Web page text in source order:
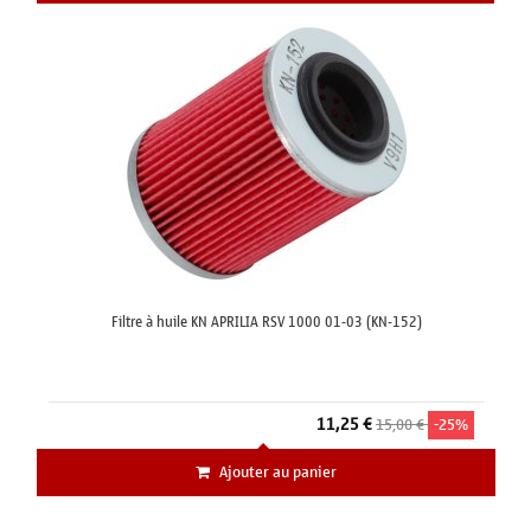
Filtre à huile KN APRILIA RSV 1000 01-03 (KN-152)
11,25 €15,00 € -25%
Ajouter au panier